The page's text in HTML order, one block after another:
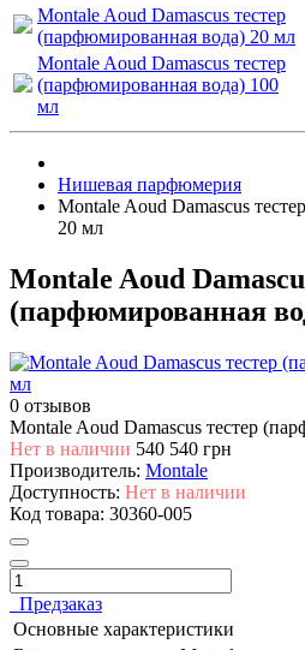
Montale Aoud Damascus тестер
(парфюмированная вода) 20 мл
Montale Aoud Damascus тестер
(парфюмированная вода) 100
мл
Нишевая парфюмерия
Montale Aoud Damascus
20 мл
Montale Aoud
(парфюмированная
0 отзывов
Montale Aoud Damascus тестер
Нет в наличии 540 540 грн
Производитель: Montale
Доступность: Нет в наличии
Код товара: 30360-005
Предзаказ
Основные характеристики